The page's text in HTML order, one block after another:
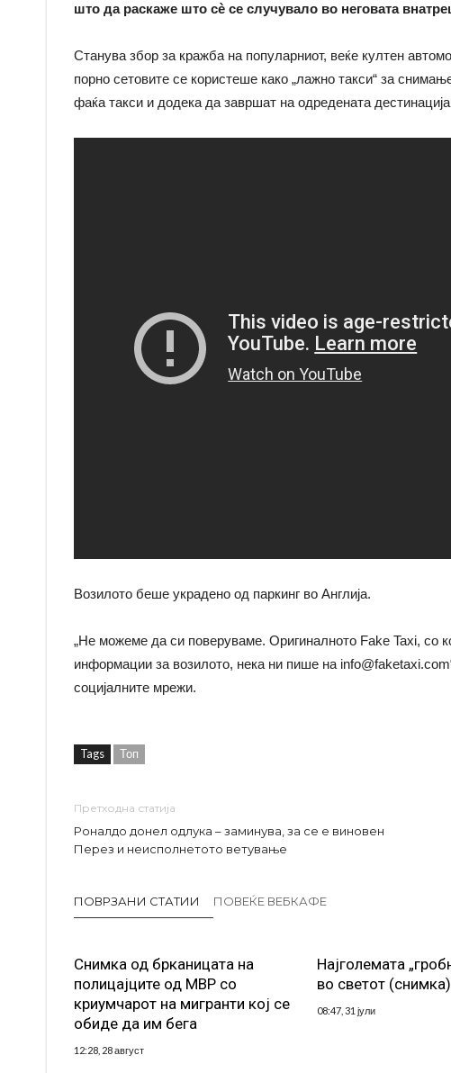
што да раскаже што сè се случувало во неговата
Станува збор за кражба на популарниот, веќе култен
порно сетовите се користеше како „лажно такси“ за
фаќа такси и додека да завршат на одредената
Возилото беше украдено од паркинг во Англија.
„Не можеме да си поверуваме. Оригиналното Fake Taxi, со
информации за возилото, нека ни пише на info@faketaxi.com
социјалните мрежи.
Tags Топ
Претходна статија
Роналдо донел одлука – заминува, за се е виновен
Перез и неисполнетото ветување
ПОВРЗАНИ СТАТИИ ПОВЕЌЕ ВЕБКАФЕ
Снимка од брканицата на
полицајците од МВР со
криумчарот на мигранти кој се
обиде да им бега
12:28, 28 август
Најголемата
во светот (снимка)
08:47, 31 јули